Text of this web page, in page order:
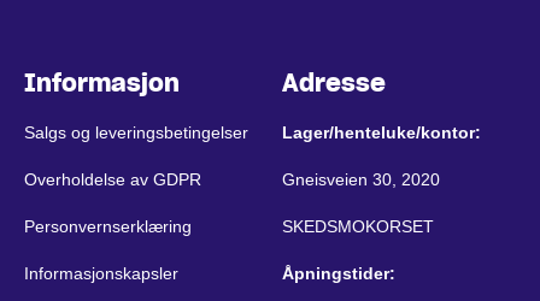
Informasjon
Salgs og leveringsbetingelser
Overholdelse av GDPR
Personvernserklæring
Informasjonskapsler
Adresse
Lager/henteluke/kontor:
Gneisveien 30, 2020
SKEDSMOKORSET
Åpningstider: